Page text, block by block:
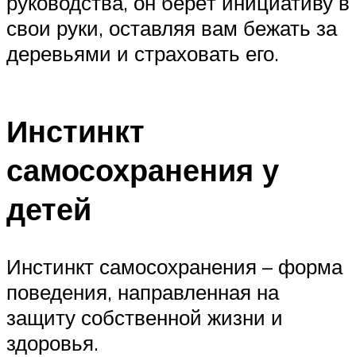
свои руки, оставляя вам бежать за
деревьями и страховать его.
Инстинкт
самосохранения у
детей
Инстинкт самосохранения – форма
поведения, направленная на
защиту собственной жизни и
здоровья.